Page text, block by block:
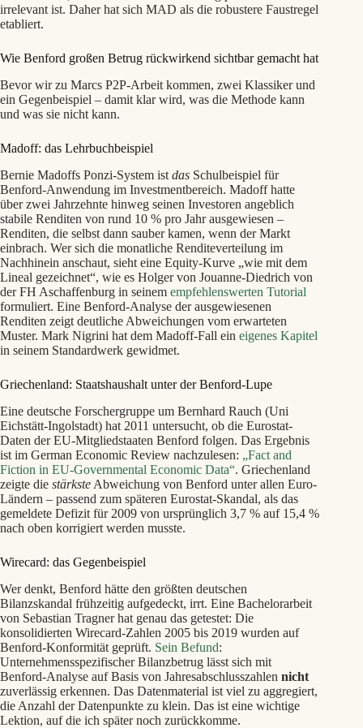
irrelevant ist. Daher hat sich MAD als die robustere Faustregel
etabliert.
Wie Benford großen Betrug rückwirkend sichtbar gemacht hat
Bevor wir zu Marcs P2P-Arbeit kommen, zwei Klassiker und
ein Gegenbeispiel – damit klar wird, was die Methode kann
und was sie nicht kann.
Madoff: das Lehrbuchbeispiel
Bernie Madoffs Ponzi-System ist das Schulbeispiel für
Benford-Anwendung im Investmentbereich. Madoff hatte
über zwei Jahrzehnte hinweg seinen Investoren angeblich
stabile Renditen von rund 10 % pro Jahr ausgewiesen –
Renditen, die selbst dann sauber kamen, wenn der Markt
einbrach. Wer sich die monatliche Renditeverteilung im
Nachhinein anschaut, sieht eine Equity-Kurve „wie mit dem
Lineal gezeichnet“, wie es Holger von Jouanne-Diedrich von
der FH Aschaffenburg in seinem empfehlenswerten Tutorial
formuliert. Eine Benford-Analyse der ausgewiesenen
Renditen zeigt deutliche Abweichungen vom erwarteten
Muster. Mark Nigrini hat dem Madoff-Fall ein eigenes Kapitel
in seinem Standardwerk gewidmet.
Griechenland: Staatshaushalt unter der Benford-Lupe
Eine deutsche Forschergruppe um Bernhard Rauch (Uni
Eichstätt-Ingolstadt) hat 2011 untersucht, ob die Eurostat-
Daten der EU-Mitgliedstaaten Benford folgen. Das Ergebnis
ist im German Economic Review nachzulesen: „Fact and
Fiction in EU-Governmental Economic Data“. Griechenland
zeigte die stärkste Abweichung von Benford unter allen Euro-
Ländern – passend zum späteren Eurostat-Skandal, als das
gemeldete Defizit für 2009 von ursprünglich 3,7 % auf 15,4 %
nach oben korrigiert werden musste.
Wirecard: das Gegenbeispiel
Wer denkt, Benford hätte den größten deutschen
Bilanzskandal frühzeitig aufgedeckt, irrt. Eine Bachelorarbeit
von Sebastian Tragner hat genau das getestet: Die
konsolidierten Wirecard-Zahlen 2005 bis 2019 wurden auf
Benford-Konformität geprüft. Sein Befund:
Unternehmensspezifischer Bilanzbetrug lässt sich mit
Benford-Analyse auf Basis von Jahresabschlusszahlen nicht
zuverlässig erkennen. Das Datenmaterial ist viel zu aggregiert,
die Anzahl der Datenpunkte zu klein. Das ist eine wichtige
Lektion, auf die ich später noch zurückkomme.